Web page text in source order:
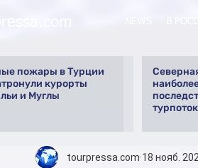
пожары в Турции
курорты
и Муглы
tourpressa.com 18 нояб.